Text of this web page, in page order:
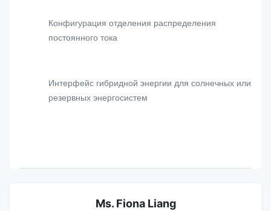
Конфигурация отделения распределения
постоянного тока
Интерфейс гибридной энергии для солнечных или
резервных энергосистем
Ms. Fiona Liang